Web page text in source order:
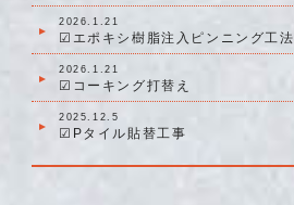
2026.1.21
☑エポキシ樹脂注入ピンニング工法
2026.1.21
☑コーキング打替え
2025.12.5
☑Pタイル貼替工事